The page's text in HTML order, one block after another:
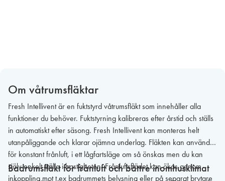
Om våtrumsfläktar
Fresh Intellivent är en fuktstyrd våtrumsfläkt som innehåller alla
funktioner du behöver. Fuktstyrning kalibreras efter årstid och ställs
in automatiskt efter säsong. Fresh Intellivent kan monteras helt
utanpåliggande och klarar ojämna underlag. Fläkten kan användas
för konstant frånluft, i ett lågfartsläge om så önskas men du kan
själv enkelt ställa i hastigheten. Frånluftsflödet kan ökas genom
inkoppling mot t ex badrummets belysning eller på separat brytare
Badrumsfläkt för frånluft och bättre inomhusklimat